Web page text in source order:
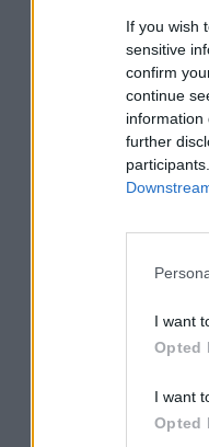
If you wish
sensitive
confirm
continue
information
further
I want
Opted
I want
Opted